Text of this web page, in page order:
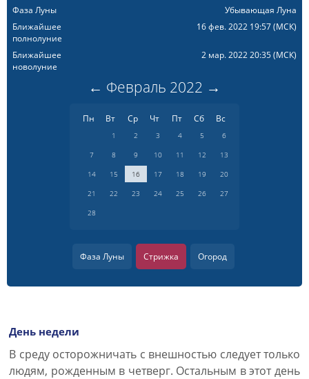
Фаза Луны
Убывающая Луна
Ближайшее
полнолуние
16 фев. 2022 19:57(МСК)
Ближайшее
новолуние
2 мар. 2022 20:35(МСК)
← Февраль 2022 →
Пн Вт Ср Чт Пт Сб Вс
1 2 3 4 5
6
7
8 9 10 11 12
13
14
15 16 17 18 19
20
21
22 23 24 25 26
27
28
Фаза Луны Стрижка Огород
День недели
В среду осторожничать с внешностью следует только
людям, рожденным в четверг. Остальным в этот день